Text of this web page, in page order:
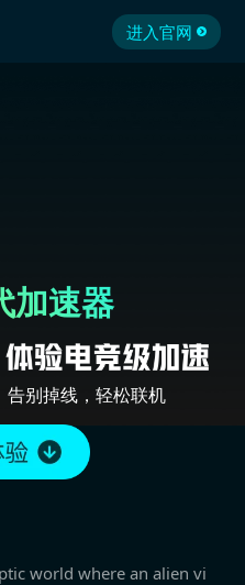
进入官网
加速器
告别掉线，轻松联机
world where an alien vi